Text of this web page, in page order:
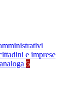
e imprese
5